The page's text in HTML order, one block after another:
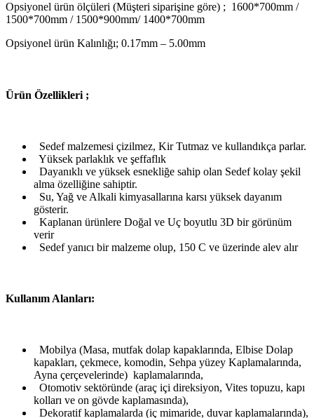
Opsiyonel ürün ölçüleri (Müşteri siparişine göre) ; 1600*700mm /
1500*700mm / 1500*900mm/ 1400*700mm
Opsiyonel ürün Kalınlığı; 0.17mm – 5.00mm
Ürün Özellikleri ;
Sedef malzemesi çizilmez, Kir Tutmaz ve kullandıkça parlar.
Yüksek parlaklık ve şeffaflık
Dayanıklı ve yüksek esnekliğe sahip olan Sedef kolay şekil
alma özelliğine sahiptir.
Su, Yağ ve Alkali kimyasallarına karsı yüksek dayanım
gösterir.
Kaplanan ürünlere Doğal ve Uç boyutlu 3D bir görünüm
verir
Sedef yanıcı bir malzeme olup, 150 C ve üzerinde alev alır
Kullanım Alanları:
Mobilya (Masa, mutfak dolap kapaklarında, Elbise Dolap
kapakları, çekmece, komodin, Sehpa yüzey Kaplamalarında,
Ayna çerçevelerinde) kaplamalarında,
Otomotiv sektöründe (araç içi direksiyon, Vites topuzu, kapı
kolları ve on gövde kaplamasında),
Dekoratif kaplamalarda (iç mimaride, duvar kaplamalarında),